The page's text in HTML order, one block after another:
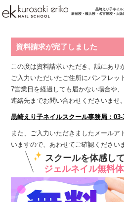
黒崎えり子ネイル
新宿校・横浜校・名古屋校・大
資料請求が完了しました
この度は資料請求いただき、誠にあり
ご入力いただいたご住所にパンフレッ
7営業日を経過しても届かない場合や
連絡先までお問い合わせくださいませ。
黒崎えり子ネイルスクール事務局：03-
また、ご入力いただきましたメールア
いますので、あわせてご確認ください
スクールを体感し
ジェルネイル無料